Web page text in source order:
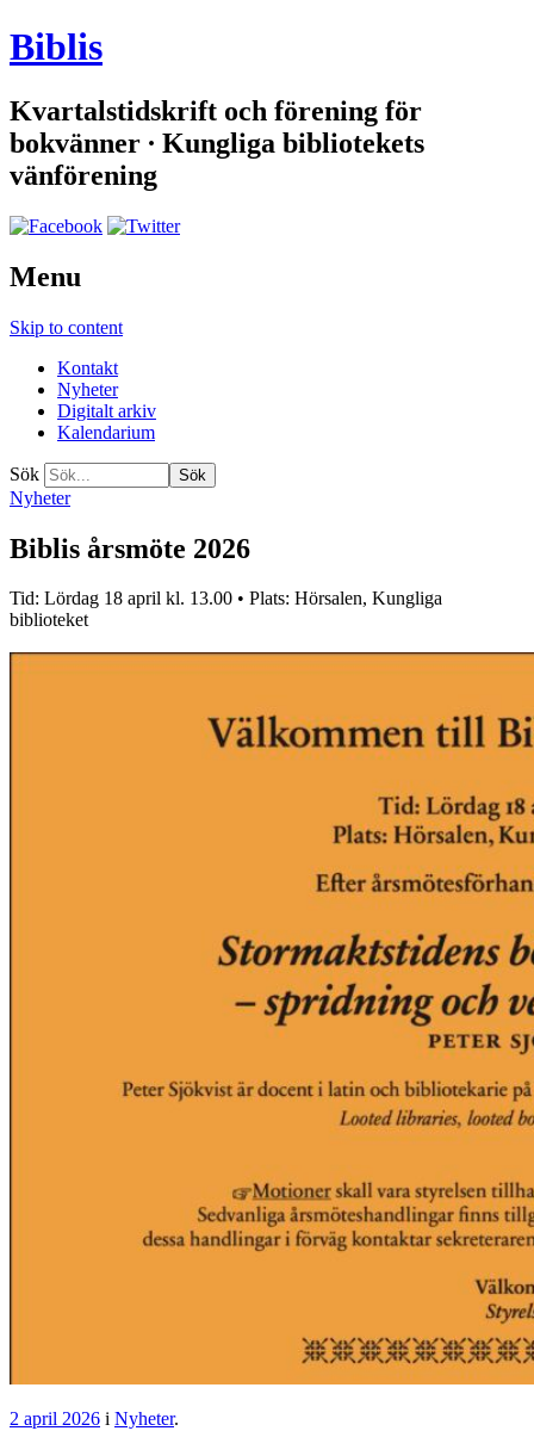
Biblis
Kvartalstidskrift och förening för
bokvänner ∙ Kungliga bibliotekets
vänförening
Menu
Skip to content
Kontakt
Nyheter
Digitalt arkiv
Kalendarium
Sök
Nyheter
Biblis årsmöte 2026
Tid: Lördag 18 april kl. 13.00 • Plats: Hörsalen, Kungliga
biblioteket
2 april 2026 i Nyheter.